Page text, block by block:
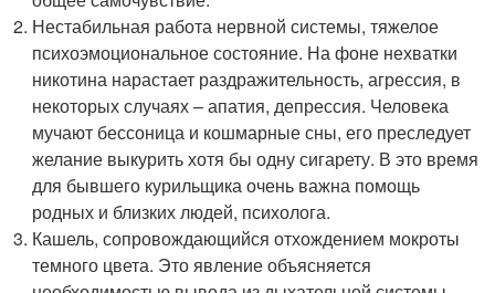
Нестабильная работа нервной системы, тяжелое
психоэмоциональное состояние. На фоне нехватки
никотина нарастает раздражительность, агрессия, в
некоторых случаях – апатия, депрессия. Человека
мучают бессоница и кошмарные сны, его преследует
желание выкурить хотя бы одну сигарету. В это время
для бывшего курильщика очень важна помощь
родных и близких людей, психолога.
Кашель, сопровождающийся отхождением мокроты
темного цвета. Это явление объясняется